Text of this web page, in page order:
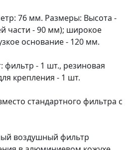
76 мм. Размеры: Высота -
части - 90 мм); широкое
основание - 120 мм.
фильтр - 1 шт., резиновая
крепления - 1 шт.
стандартного фильтра с
воздушный фильтр